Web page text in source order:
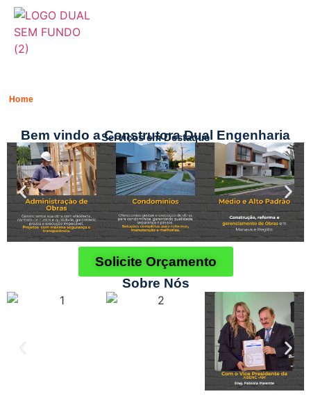
Home
Bem vindo a Construtora Dual Engenharia
Serviços em Destaque
Solicite Orçamento
Sobre Nós